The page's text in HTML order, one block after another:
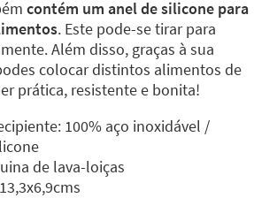
contém um anel de silicone para
. Este pode-se tirar para
Além disso, graças à sua
colocar distintos alimentos de
prática, resistente e bonita!
100% aço inoxidável /
de lava-loiças